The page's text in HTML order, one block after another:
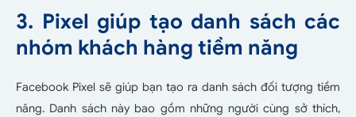
3. Pixel giúp tạo danh sách các
nhóm khách hàng tiềm năng
Facebook Pixel sẽ giúp bạn tạo ra danh sách đối tượng tiềm
năng. Danh sách này bao gồm những người cùng sở thích,